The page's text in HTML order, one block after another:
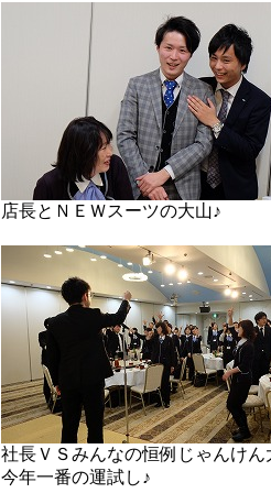
店長とＮＥＷスーツの大山♪
社長ＶＳみんなの恒例じゃんけん
今年一番の運試し♪